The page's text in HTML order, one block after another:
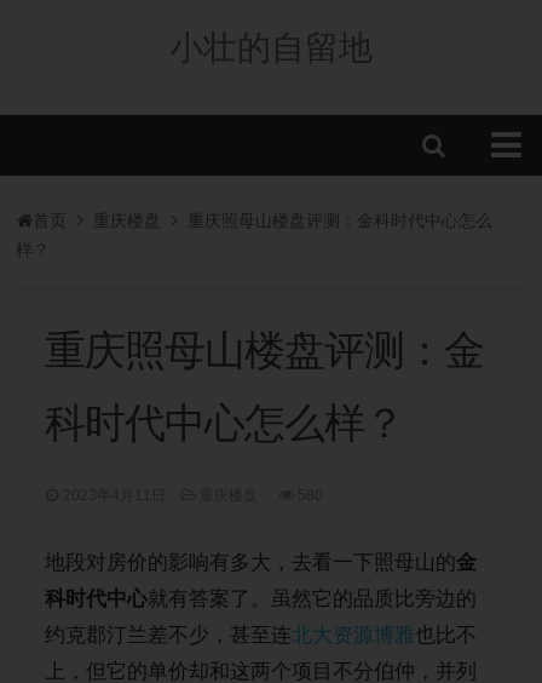
小壮的自留地
房贷政策
中央公园新盘
购房经验
首页 重庆楼盘
重庆照母山楼盘评测：金科时代中心怎么
样？
重庆照母山楼盘评测：金
科时代中心怎么样？
地段对房价的影响有多大，去看一下照母山的金
科时代中心就有答案了。虽然它的品质比旁边的
约克郡汀兰差不少，甚至连北大资源博雅也比不
上，但它的单价却和这两个项目不分伯仲，并列